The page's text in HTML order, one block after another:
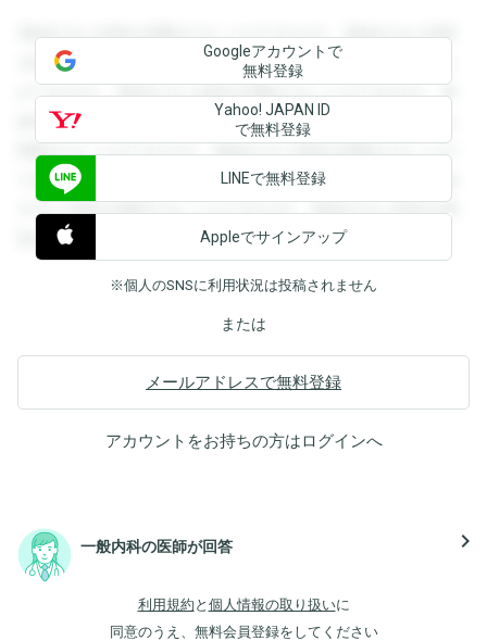
登録すると回答を閲覧することができます。登録すると回答
を閲覧することができます。登録すると回答を閲覧すること
ができます。登録すると回答を閲覧することができます。登
録すると回答を閲覧することができます。登録すると回答を
閲覧することができます。登録すると回答を閲覧することが
できます。登録すると回答を閲覧することができます。登録
すると回答を閲覧することができます。登録すると回答を閲
覧することができます。
Googleアカウントで
無料登録
Yahoo! JAPAN ID
で無料登録
LINEで無料登録
Appleでサインアップ
※個人のSNSに利用状況は投稿されません
または
メールアドレスで無料登録
アカウントをお持ちの方はログインへ
一般内科の医師が回答 navigate_next
利用規約 と 個人情報の取り扱いに
同意のうえ、無料会員登録をしてください